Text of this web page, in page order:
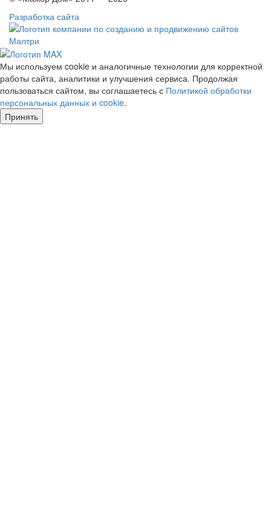
Разработка сайта
Мы используем cookie и аналогичные технологии для корректной
работы сайта, аналитики и улучшения сервиса. Продолжая
пользоваться сайтом, вы соглашаетесь с Политикой обработки
персональных данных и cookie.
Принять